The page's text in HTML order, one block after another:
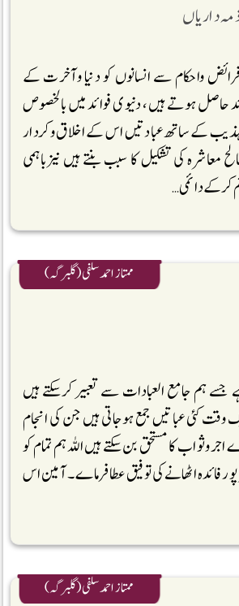
داریاں
واحکام سے انسانوں کو دنیا وآخرت کے
حاصل ہوتے ہیں، دنیوی فوائد میں بالخصوص
کے ساتھ عبادتیں اس کے اخلاق وکردار
معاشرہ کی تشکیل کا سبب بنتے ہیں نیزباہمی
کرکے دائمی …
ممتاز احمد سلفی (گلبرگہ)
جسے ہم جامع العبادات سے تعبیر کرسکتے ہیں
وقت کئی عباتیں جمع ہوجاتی ہیں جن کی انجام
کا مستحق بن سکتے ہیں اللہ ہم تمام کو
فائدہ اٹھانے کی توفیق عطافرماے ۔آمین اس
ممتاز احمد سلفی (گلبرگہ)